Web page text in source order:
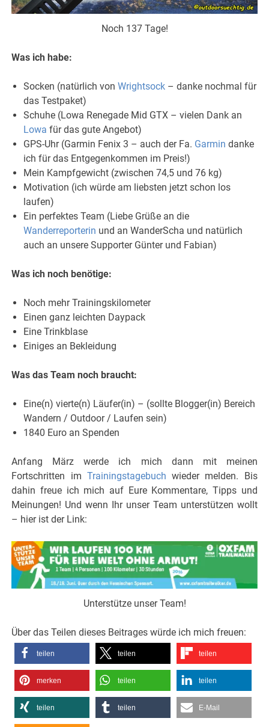
Noch 137 Tage!
Was ich habe:
Socken (natürlich vonWrightsock – danke nochmal für
das Testpaket)
Schuhe (Lowa Renegade Mid GTX – vielen Dank an
Lowa für das gute Angebot)
GPS-Uhr (Garmin Fenix 3 – auch der Fa. Garmin danke
ich für das Entgegenkommen im Preis!)
Mein Kampfgewicht (zwischen 74,5 und 76 kg)
Motivation (ich würde am liebsten jetzt schon los
laufen)
Ein perfektes Team (Liebe Grüße an die
Wanderreporterin und an WanderScha und natürlich
auch an unsere Supporter Günter und Fabian)
Was ich noch benötige:
Noch mehr Trainingskilometer
Einen ganz leichten Daypack
Eine Trinkblase
Einiges an Bekleidung
Was das Team noch braucht:
Eine(n) vierte(n) Läufer(in) – (sollte Blogger(in) Bereich
Wandern / Outdoor / Laufen sein)
1840 Euro an Spenden
Anfang März werde ich mich dann mit meinen
Fortschritten im Trainingstagebuch wieder melden. Bis
dahin freue ich mich auf Eure Kommentare, Tipps und
Meinungen! Und wenn Ihr unser Team unterstützen wollt
– hier ist der Link:
Unterstütze unser Team!
Über das Teilen dieses Beitrages würde ich mich freuen:
teilen teilen teilen
merken teilen teilen
teilen teilen E-Mail